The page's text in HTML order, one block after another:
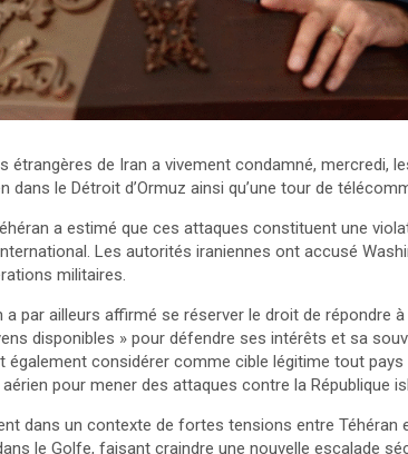
étrangères de Iran a vivement condamné, mercredi,
dans le Détroit d’Ormuz ainsi qu’une tour de
a estimé que ces attaques constituent une
Les autorités iraniennes ont accusé
militaires.
a par ailleurs affirmé se réserver le droit de répondre
disponibles » pour défendre ses intérêts et sa
également considérer comme cible légitime tout
pour mener des attaques contre la République
dans un contexte de fortes tensions entre Téhéran
le Golfe, faisant craindre une nouvelle escalade